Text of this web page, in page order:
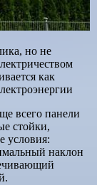
но не
как
всего панели
стойки,
условия:
наклон